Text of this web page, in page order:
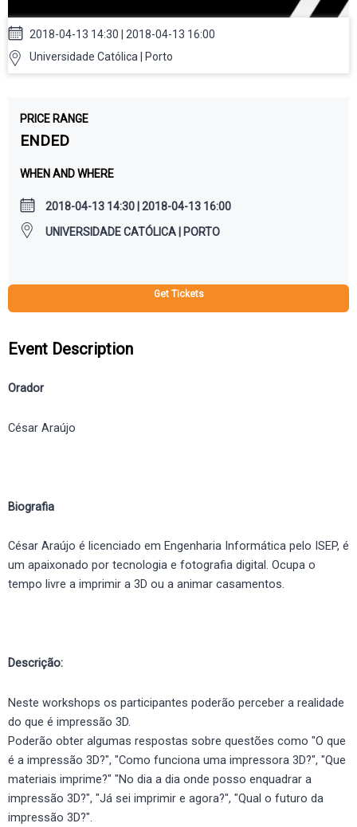
2018-04-13 14:30 | 2018-04-13 16:00
Universidade Católica | Porto
PRICE RANGE
ENDED
WHEN AND WHERE
2018-04-13 14:30 | 2018-04-13 16:00
UNIVERSIDADE CATÓLICA | PORTO
Get Tickets
Event Description
Orador
César Araújo
Biografia
César Araújo é licenciado em Engenharia Informática pelo ISEP, é
um apaixonado por tecnologia e fotografia digital. Ocupa o
tempo livre a imprimir a 3D ou a animar casamentos.
Descrição:
Neste workshops os participantes poderão perceber a realidade
do que é impressão 3D.
Poderão obter algumas respostas sobre questões como "O que
é a impressão 3D?", "Como funciona uma impressora 3D?", "Que
materiais imprime?" "No dia a dia onde posso enquadrar a
impressão 3D?", "Já sei imprimir e agora?", "Qual o futuro da
impressão 3D?".